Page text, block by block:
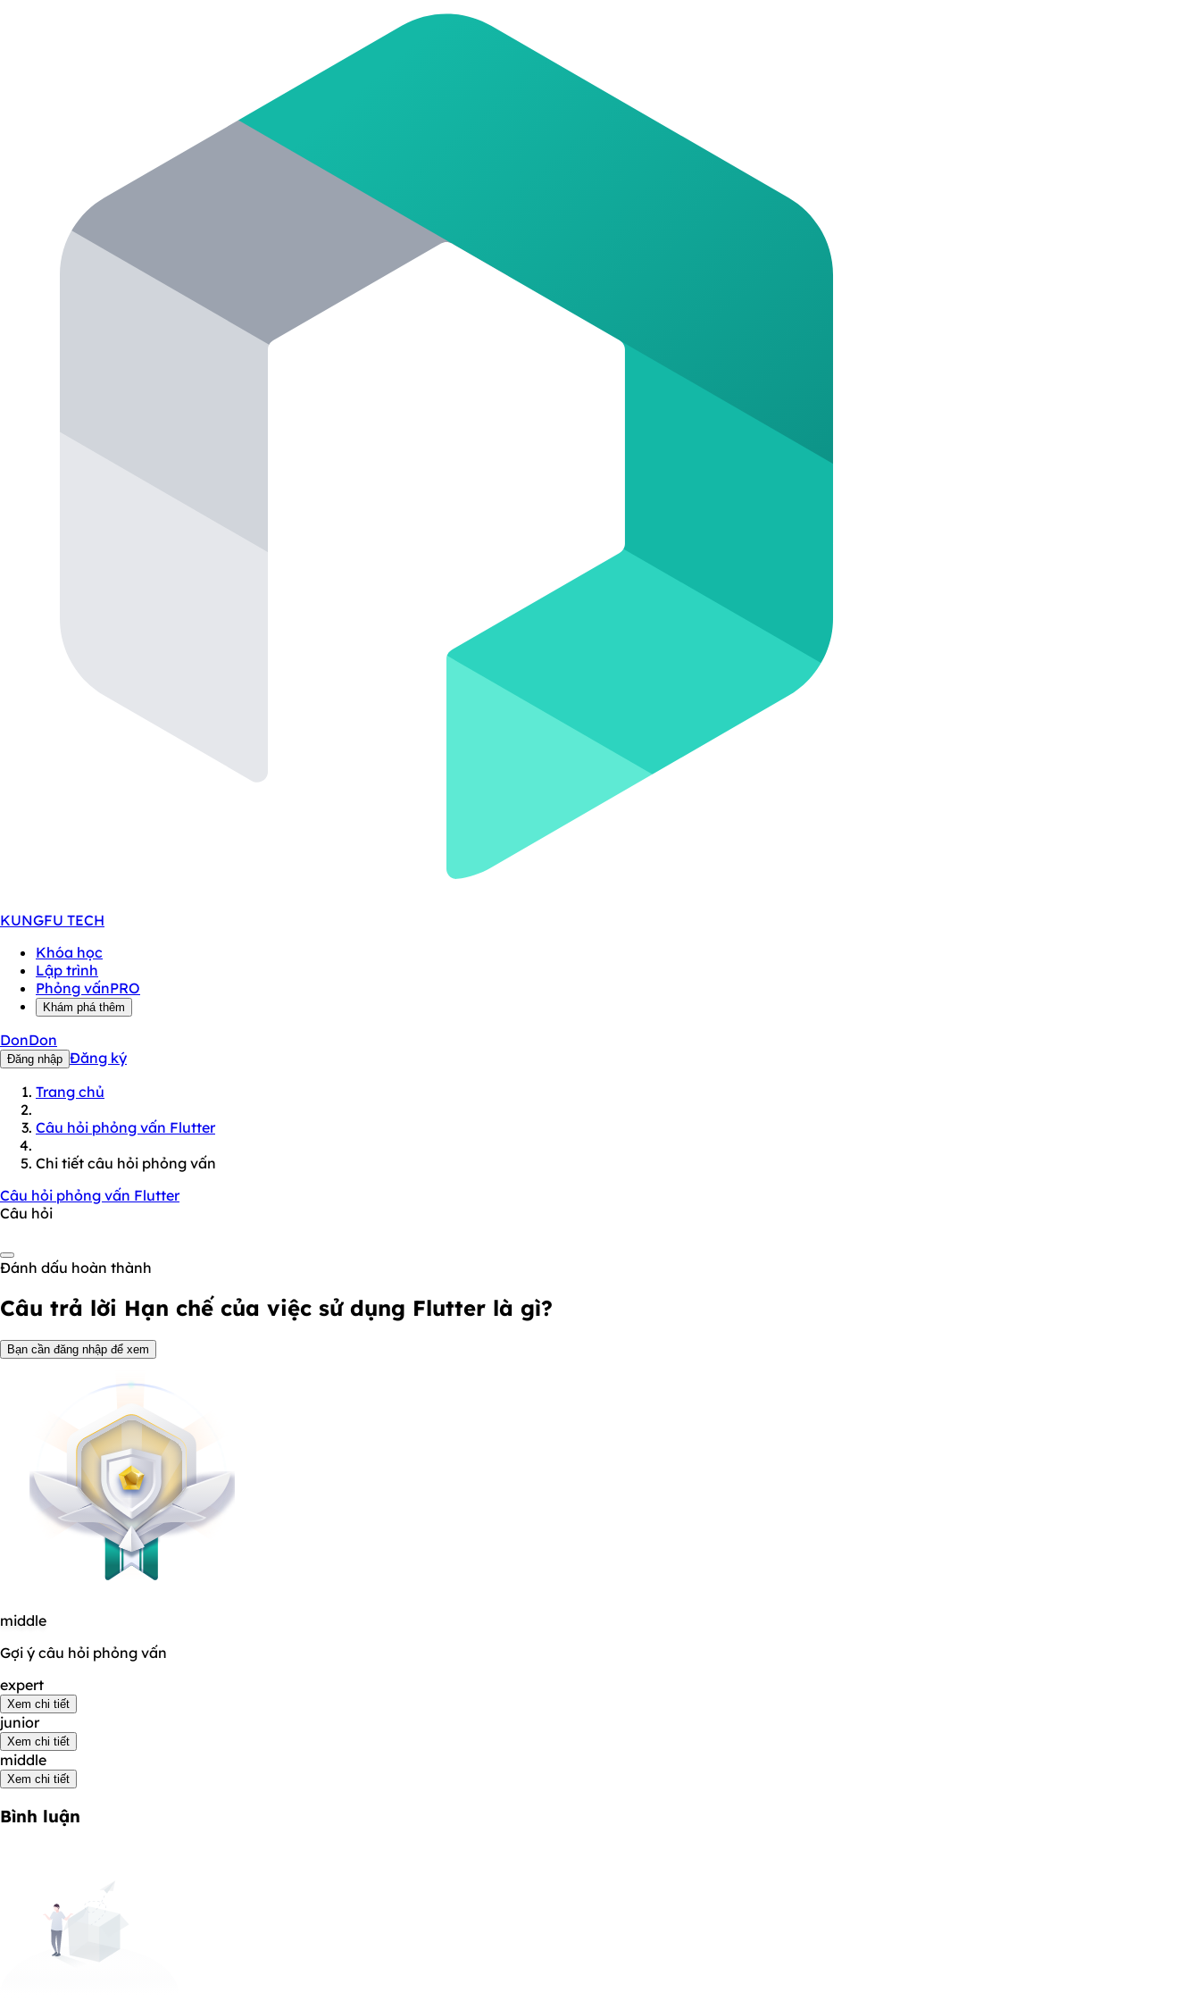
KUNGFU TECH
Khóa học
Lập trình
Phỏng vấnPRO
Khám phá thêm
DonDon
Đăng nhập Đăng ký
Trang chủ
Câu hỏi phỏng vấn Flutter
Chi tiết câu hỏi phỏng vấn
Câu hỏi phỏng vấn Flutter
Câu hỏi
Đánh dấu hoàn thành
Câu trả lời Hạn chế của việc sử dụng Flutter là gì?
Bạn cần đăng nhập để xem
middle
Gợi ý câu hỏi phỏng vấn
expert
Xem chi tiết
junior
Xem chi tiết
middle
Xem chi tiết
Bình luận